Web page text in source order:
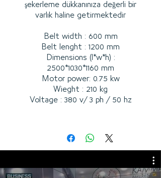
şekerleme dükkanınıza değerli bir
varlık haline getirmektedir
Belt width : 600 mm
Belt lenght : 1200 mm
Dimensions (l*w*h) :
2500*1030*1160 mm
Motor power: 0.75 kw
Wieght : 210 kg
Voltage : 380 v/ 3 ph / 50 hz